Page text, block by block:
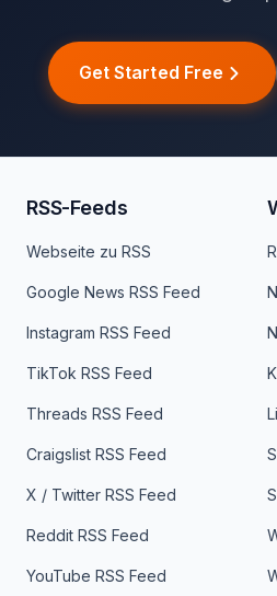
Get Started Free
RSS-Feeds
Webseite zu RSS
Google News RSS Feed
Instagram RSS Feed
TikTok RSS Feed
Threads RSS Feed
Craigslist RSS Feed
X / Twitter RSS Feed
Reddit RSS Feed
YouTube RSS Feed